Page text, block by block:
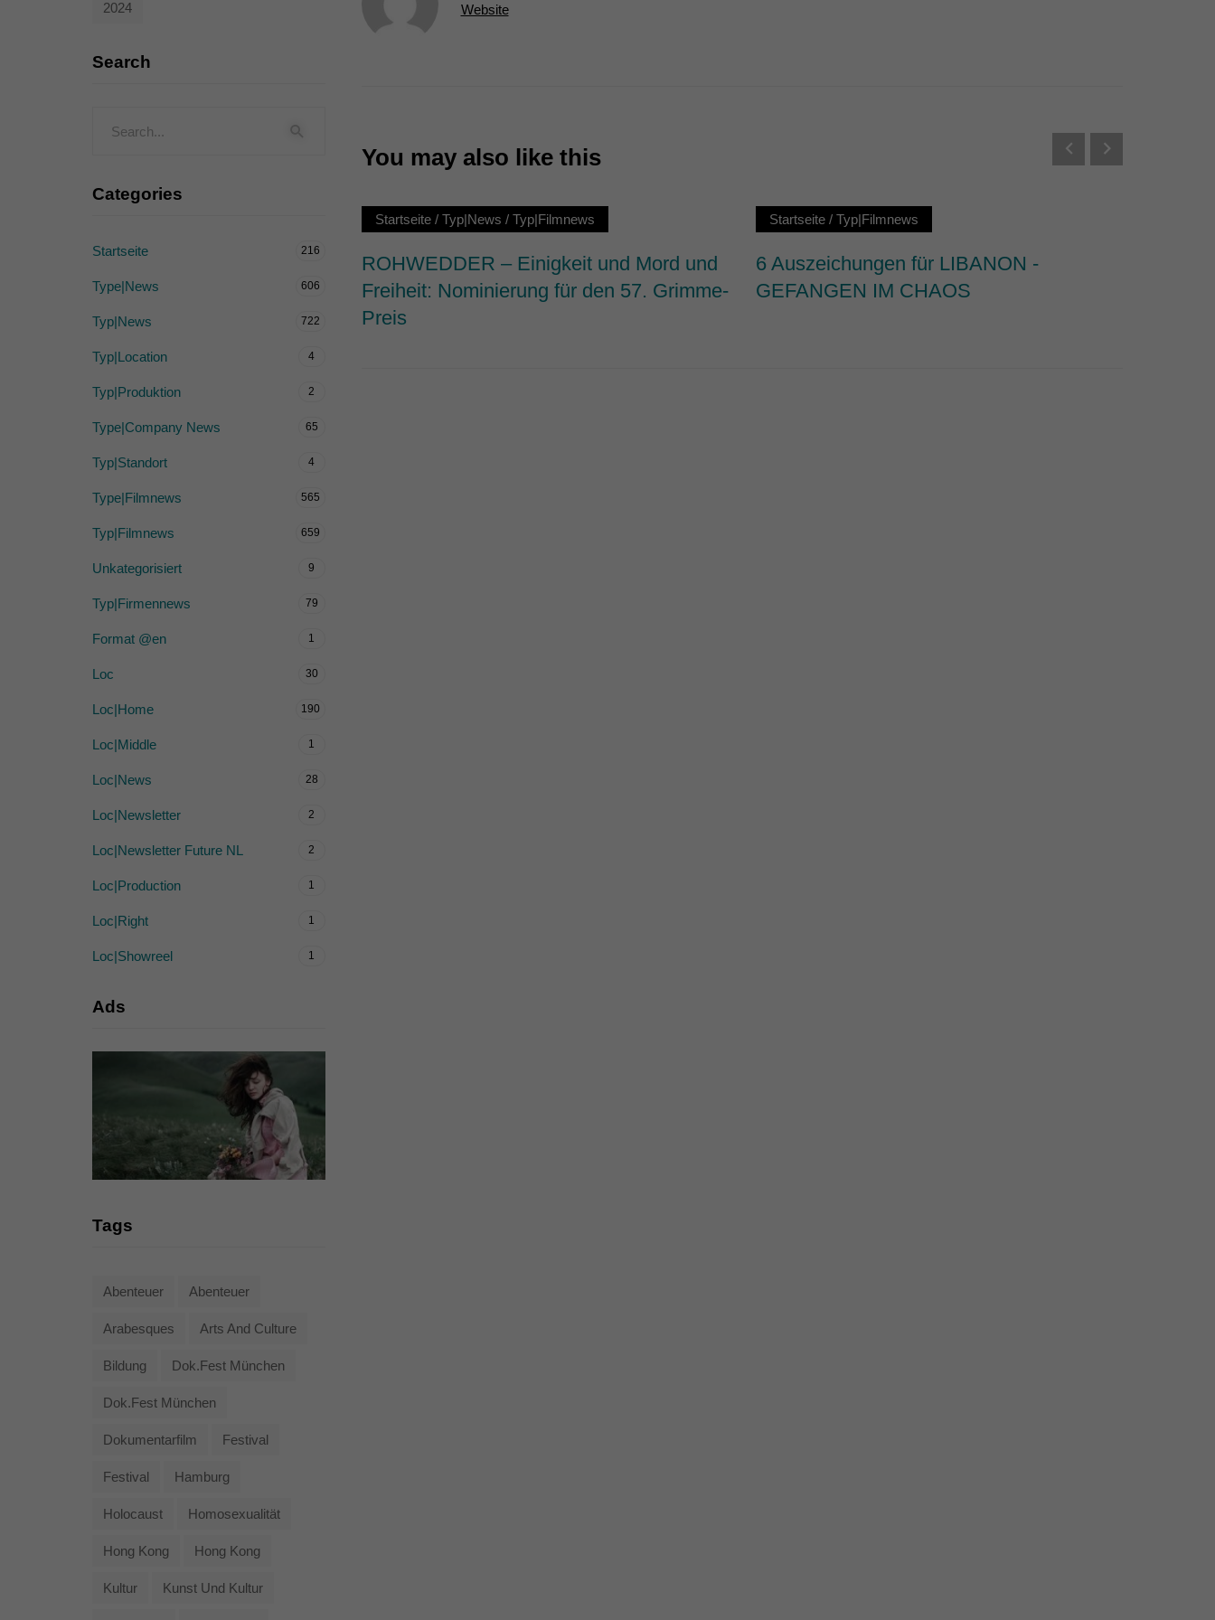
Website
You may also like this
Startseite/ Typ|News / Typ|Filmnews
ROHWEDDER – Einigkeit und Mord und
Freiheit: Nominierung für den 57. Grimme-
Preis
Startseite/ Typ|Filmnews
6 Auszeichungen für LIBANON -
GEFANGEN IM CHAOS
2024
Search
Categories
Startseite 216
Type|News 606
Typ|News 722
Typ|Location 4
Typ|Produktion 2
Type|Company News 65
Typ|Standort 4
Type|Filmnews 565
Typ|Filmnews 659
Unkategorisiert 9
Typ|Firmennews 79
Format @en 1
Loc 30
Loc|Home 190
Loc|Middle 1
Loc|News 28
Loc|Newsletter 2
Loc|Newsletter Future NL 2
Loc|Production 1
Loc|Right 1
Loc|Showreel 1
Ads
Tags
Abenteuer Abenteuer
Arabesques Arts And Culture
Bildung Dok.fest München
Dok.fest München
Dokumentarfilm Festival
Festival Hamburg
Holocaust Homosexualität
Hong Kong Hong Kong
Kultur Kunst Und Kultur
Externe Medien (7)